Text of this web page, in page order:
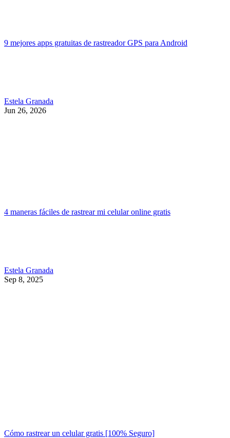
9 mejores apps gratuitas de rastreador GPS para Android
Estela Granada
Jun 26, 2026
4 maneras fáciles de rastrear mi celular online gratis
Estela Granada
Sep 8, 2025
Cómo rastrear un celular gratis [100% Seguro]